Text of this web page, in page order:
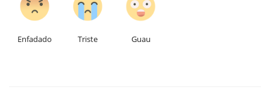
Enfadado Triste Guau